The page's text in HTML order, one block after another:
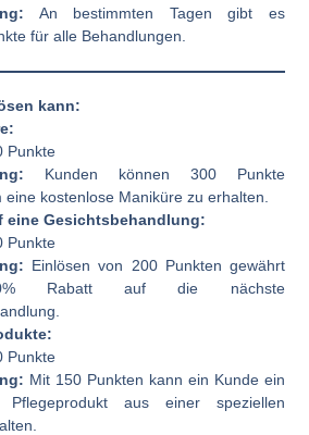
An bestimmten Tagen gibt es
für alle Behandlungen.
kann:
Punkte
Kunden können 300 Punkte
eine kostenlose Maniküre zu erhalten.
eine Gesichtsbehandlung:
Punkte
Einlösen von 200 Punkten gewährt
Rabatt auf die nächste
Punkte
Mit 150 Punkten kann ein Kunde ein
Pflegeprodukt aus einer speziellen